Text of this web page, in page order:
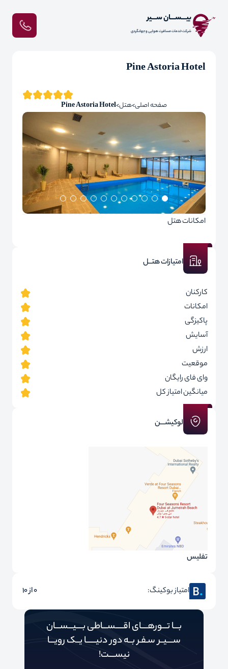
بیـــســـان ســـیر
شرکت خدمات مسافرت هوایی و جهانگردی
Pine Astoria Hotel
صفحه اصلی هتل Pine Astoria Hotel
امکانات هتل
امتیازات هتــل
کارکنان
امکانات
پاکیزگی
آسایش
ارزش
موقعیت
وای فای رایگان
میانگین امتیاز کل
لوکیشـــن
تفلیس
امتیاز بوکینگ: 0 از 10
بـــا تـــورهــــای اقـــــســـاطی بــــیـــســـان
ســــیــر سـفـر بــه دور‌‌‌‌ دنیـــــ‌‌ـا یــک رویـــا
نیســــت!